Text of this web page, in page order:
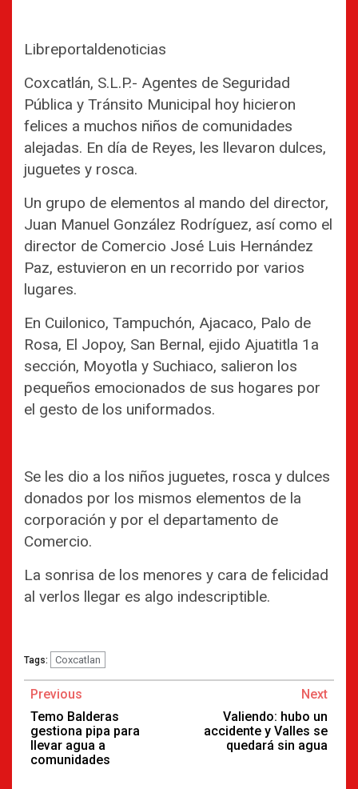
Libreportaldenoticias
Coxcatlán, S.L.P.- Agentes de Seguridad
Pública y Tránsito Municipal hoy hicieron
felices a muchos niños de comunidades
alejadas. En día de Reyes, les llevaron dulces,
juguetes y rosca.
Un grupo de elementos al mando del director,
Juan Manuel González Rodríguez, así como el
director de Comercio José Luis Hernández
Paz, estuvieron en un recorrido por varios
lugares.
En Cuilonico, Tampuchón, Ajacaco, Palo de
Rosa, El Jopoy, San Bernal, ejido Ajuatitla 1a
sección, Moyotla y Suchiaco, salieron los
pequeños emocionados de sus hogares por
el gesto de los uniformados.
Se les dio a los niños juguetes, rosca y dulces
donados por los mismos elementos de la
corporación y por el departamento de
Comercio.
La sonrisa de los menores y cara de felicidad
al verlos llegar es algo indescriptible.
Tags: Coxcatlan
Continue
Reading
Previous
Temo Balderas
gestiona pipa para
llevar agua a
comunidades
Next
Valiendo: hubo un
accidente y Valles se
quedará sin agua